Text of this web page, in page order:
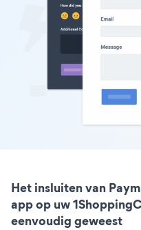
Het insluiten van
app op uw
eenvoudig geweest